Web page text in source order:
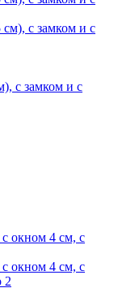
с замком и с